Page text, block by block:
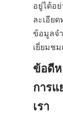
อยู่ได้อ
ละเอีย
ข้อมูลจ
เยี่ยมชม
ข้อดีห
การแ
เรา